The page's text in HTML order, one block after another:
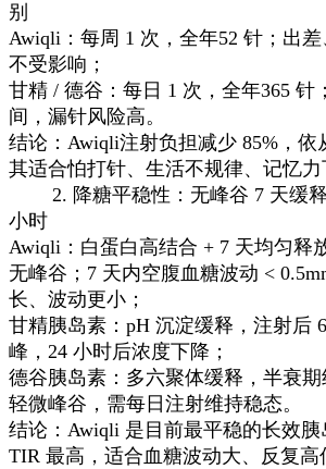
别
Awiqli：每周 1 次，全年52 针；出
不受影响；
甘精 / 德谷：每日 1 次，全年365 针
间，漏针风险高。
结论：Awiqli注射负担减少 85%，依
其适合怕打针、生活不规律、记忆力
2. 降糖平稳性：无峰谷 7 天缓释
小时
Awiqli：白蛋白高结合 + 7 天均匀释
无峰谷；7 天内空腹血糖波动 <
长、波动更小；
甘精胰岛素：pH 沉淀缓释，注射后
峰，24 小时后浓度下降；
德谷胰岛素：多六聚体缓释，半衰
轻微峰谷，需每日注射维持稳态。
结论：Awiqli 是目前最平稳的长效胰
TIR 最高，适合血糖波动大、反复高